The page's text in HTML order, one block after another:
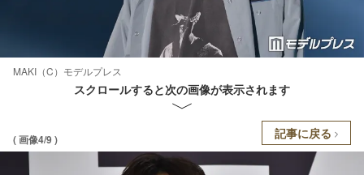
MAKI（C）モデルプレス
スクロールすると次の画像が表示されます
( 画像4/9 ) 記事に戻る